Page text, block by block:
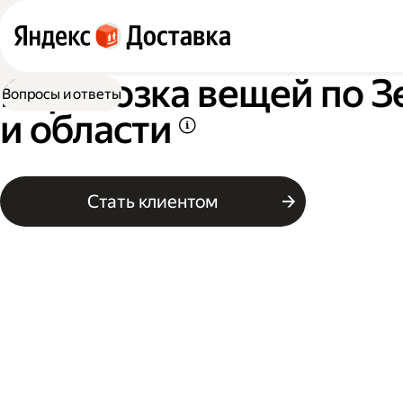
Перевозка вещей по
и области
Стать клиентом
Вопросы и ответы